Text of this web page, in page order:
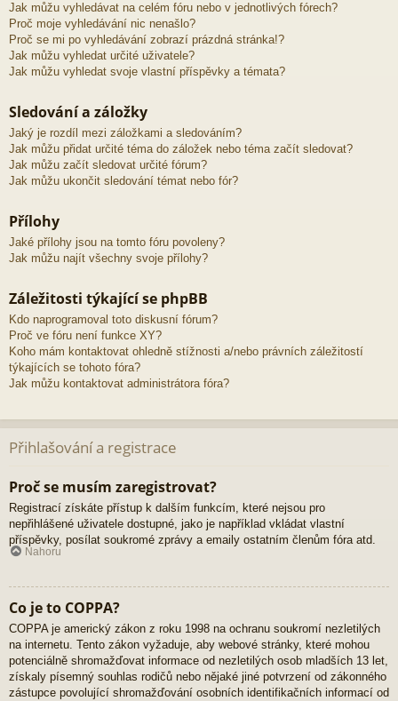
Jak můžu vyhledávat na celém fóru nebo v jednotlivých fórech?
Proč moje vyhledávání nic nenašlo?
Proč se mi po vyhledávání zobrazí prázdná stránka!?
Jak můžu vyhledat určité uživatele?
Jak můžu vyhledat svoje vlastní příspěvky a témata?
Sledování a záložky
Jaký je rozdíl mezi záložkami a sledováním?
Jak můžu přidat určité téma do záložek nebo téma začít sledovat?
Jak můžu začít sledovat určité fórum?
Jak můžu ukončit sledování témat nebo fór?
Přílohy
Jaké přílohy jsou na tomto fóru povoleny?
Jak můžu najít všechny svoje přílohy?
Záležitosti týkající se phpBB
Kdo naprogramoval toto diskusní fórum?
Proč ve fóru není funkce XY?
Koho mám kontaktovat ohledně stížnosti a/nebo právních záležitostí
týkajících se tohoto fóra?
Jak můžu kontaktovat administrátora fóra?
Přihlašování a registrace
Proč se musím zaregistrovat?
Registrací získáte přístup k dalším funkcím, které nejsou pro
nepřihlášené uživatele dostupné, jako je například vkládat vlastní
příspěvky, posílat soukromé zprávy a emaily ostatním členům fóra atd.
Nahoru
Co je to COPPA?
COPPA je americký zákon z roku 1998 na ochranu soukromí nezletilých
na internetu. Tento zákon vyžaduje, aby webové stránky, které mohou
potenciálně shromažďovat informace od nezletilých osob mladších 13 let,
získaly písemný souhlas rodičů nebo nějaké jiné potvrzení od zákonného
zástupce povolující shromažďování osobních identifikačních informací od